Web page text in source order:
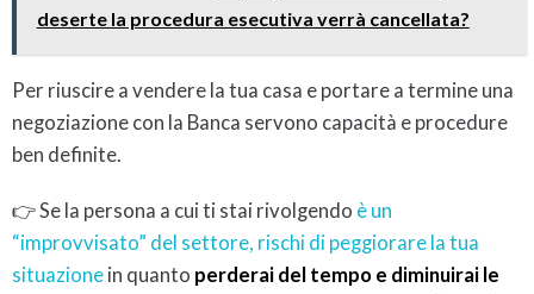
deserte la procedura esecutiva verrà cancellata?
Per riuscire a vendere la tua casa e portare a termine una
negoziazione con la Banca servono capacità e procedure
ben definite.
👉 Se la persona a cui ti stai rivolgendo è un
“improvvisato” del settore, rischi di peggiorare la tua
situazione in quanto perderai del tempo e diminuirai le